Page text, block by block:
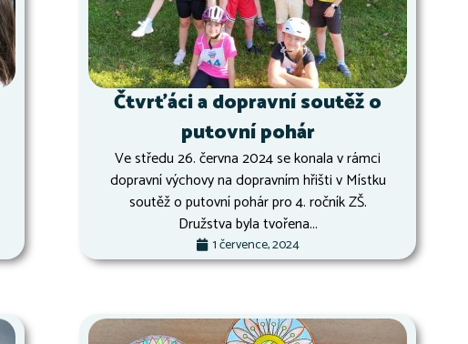
Čtvrťáci a dopravní soutěž o
putovní pohár
Ve středu 26. června 2024 se konala v rámci
dopravní výchovy na dopravním hřišti v Místku
soutěž o putovní pohár pro 4. ročník ZŠ.
Družstva byla tvořena...
1 července, 2024